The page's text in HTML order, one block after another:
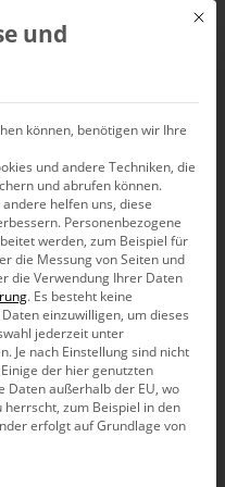
Mit
und
können, benötigen wir Ihre
und andere Techniken, die
und abrufen können.
helfen uns, diese
Personenbezogene
werden, zum Beispiel für
die Messung von Seiten und
die Verwendung Ihrer Daten
. Es besteht keine
einzuwilligen, um dieses
jederzeit unter
Je nach Einstellung sind nicht
der hier genutzten
Daten außerhalb der EU, wo
zum Beispiel in den
erfolgt auf Grundlage von
Gruppen, für die eine